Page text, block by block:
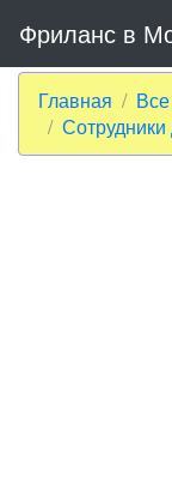
Фриланс в
Главная